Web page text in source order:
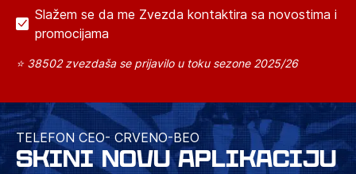
Slažem se da me Zvezda kontaktira sa novostima i
promocijama
⭐ 38502 zvezdaša se prijavilo u toku sezone 2025/26
TELEFON CEO- CRVENO-BEO
SKINI NOVU APLIKACIJU